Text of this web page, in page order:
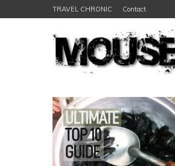
TRAVEL CHRONIC Contact